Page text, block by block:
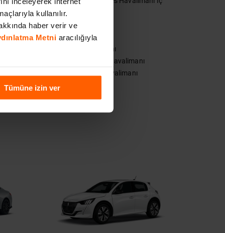
kullanılır.
haber verir ve
Metni aracılığıyla
Tümüne izin ver
Hatlar
Mardin Havalimanı
Erzurum Havalimanı
Diyarbakır Havalimanı
Samsun Çarşamba Havalimanı
Mersin Çukurova Havalimanı